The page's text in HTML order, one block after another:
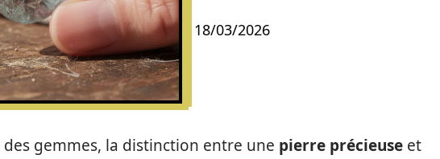
18/03/2026
gemmes, la distinction entre une pierre précieuse et